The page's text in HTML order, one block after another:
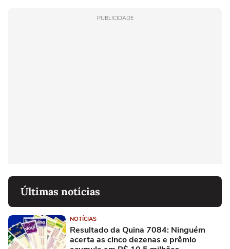
PUBLICIDADE
Últimas notícias
NOTÍCIAS
Resultado da Quina 7084: Ninguém
acerta as cinco dezenas e prêmio